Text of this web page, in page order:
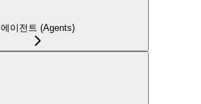
에이전트 (Agents)